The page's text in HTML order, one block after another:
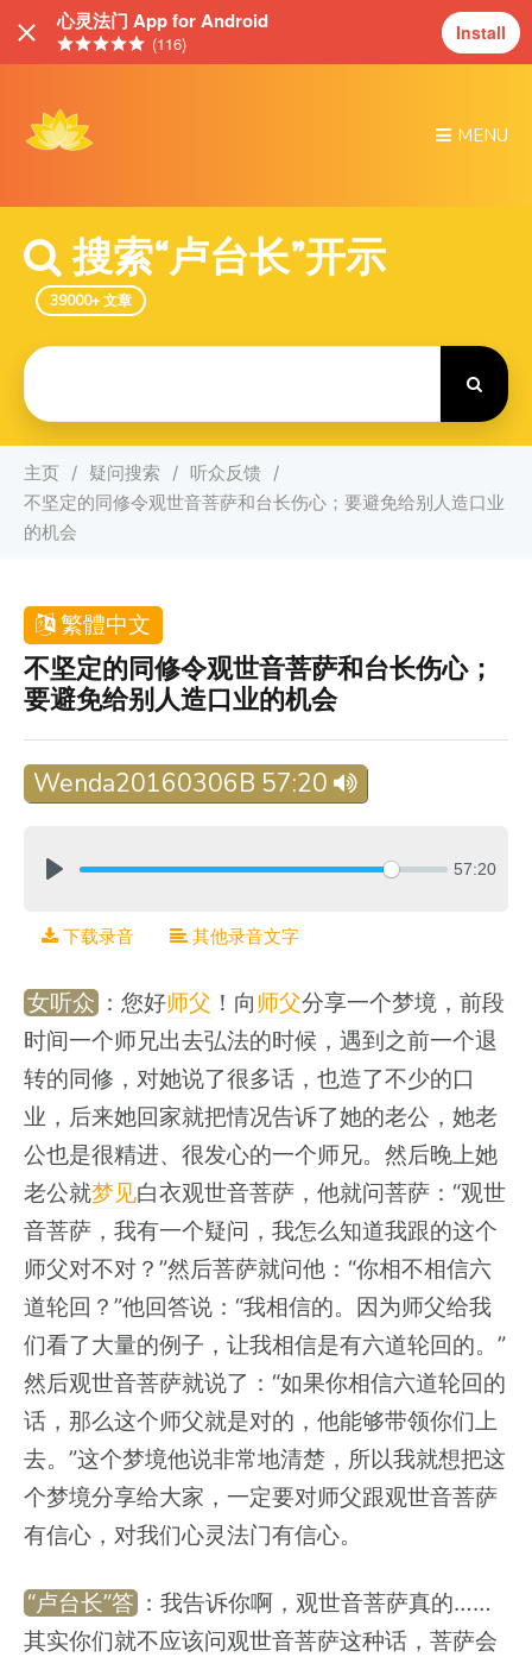
心灵法门 App for Android
(116) Install
MENU
搜索“卢台长”开示
39000+ 文章
主页 疑问搜索
听众反馈
不坚定的同修令观世音菩萨和台长伤心；要避免给别人造口业
的机会
繁體中文
不坚定的同修令观世音菩萨和台长伤心；
要避免给别人造口业的机会
Wenda20160306B 57:20
57:20
下载录音 其他录音文字
女听众 ：您好师父 ！向 师父分享一个梦境，前段
时间一个师兄出去弘法的时候，遇到之前一个退
转的同修，对她说了很多话，也造了不少的口
业，后来她回家就把情况告诉了她的老公，她老
公也是很精进、很发心的一个师兄。然后晚上她
老公就梦见白衣观世音菩萨，他就问菩萨：“观世
音菩萨，我有一个疑问，我怎么知道我跟的这个
师父对不对？”然后菩萨就问他：“你相不相信六
道轮回？”他回答说：“我相信的。因为师父给我
们看了大量的例子，让我相信是有六道轮回的。”
然后观世音菩萨就说了：“如果你相信六道轮回的
话，那么这个师父就是对的，他能够带领你们上
去。”这个梦境他说非常地清楚，所以我就想把这
个梦境分享给大家，一定要对师父跟观世音菩萨
有信心，对我们心灵法门有信心。
“卢台长”答 ：我告诉你啊，观世音菩萨真的……
其实你们就不应该问观世音菩萨这种话，菩萨会